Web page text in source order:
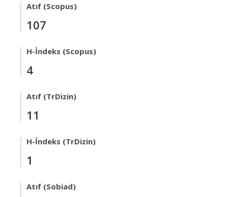
Atıf (Scopus)
107
H-İndeks (Scopus)
4
Atıf (TrDizin)
11
H-İndeks (TrDizin)
1
Atıf (Sobiad)